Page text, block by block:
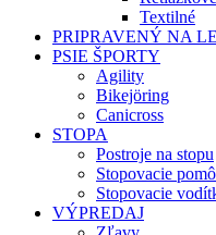
Textilné
PRIPRAVENÝ NA
PSIE ŠPORTY
Agility
Bikejöring
Canicross
STOPA
Postroje na stopu
Stopovacie
Stopovacie
VÝPREDAJ